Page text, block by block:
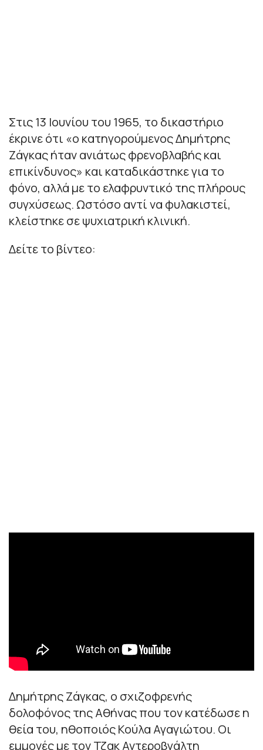
Στις 13 Ιουνίου του 1965, το δικαστήριο
έκρινε ότι «ο κατηγορούμενος Δημήτρης
Ζάγκας ήταν ανιάτως φρενοβλαβής και
επικίνδυνος» και καταδικάστηκε για το
φόνο, αλλά με το ελαφρυντικό της πλήρους
συγχύσεως. Ωστόσο αντί να φυλακιστεί,
κλείστηκε σε ψυχιατρική κλινική.
Δείτε το βίντεο:
Δημήτρης Ζάγκας, ο σχιζοφρενής
δολοφόνος της Αθήνας που τον κατέδωσε η
θεία του, ηθοποιός Κούλα Αγαγιώτου. Οι
εμμονές με τον Τζακ Αντεροβγάλτη